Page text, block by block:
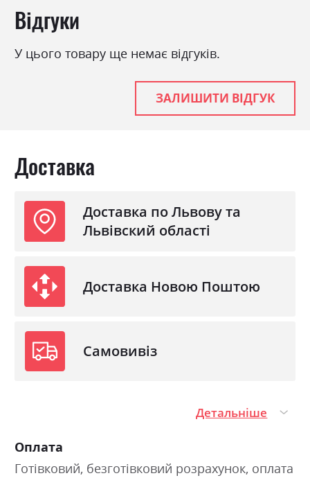
Матеріал
Відгуки
У цього товару ще немає відгуків.
ЗАЛИШИТИ ВІДГУК
Доставка
Доставка по Львову та
Львівский області
Доставка Новою Поштою
Самовивіз
Детальніше
Оплата
Готівковий, безготівковий розрахунок, оплата